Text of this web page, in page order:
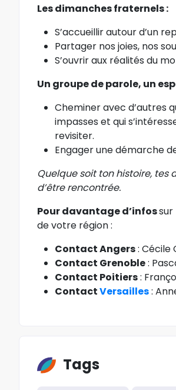
Les dimanches fraternels :
S’accueillir autour d’un
Partager nos joies, nos
S’ouvrir aux réalités du
Un groupe de parole, un
Cheminer avec d’autres
impasses et qui
revisiter.
Engager une démarche
Quelque soit ton histoire, tes
d’être rencontrée.
Pour davantage d’infossur
de votre région :
Contact Angers: Cécile
Contact Grenoble:
Contact Poitiers:
ContactVersailles:
Tags